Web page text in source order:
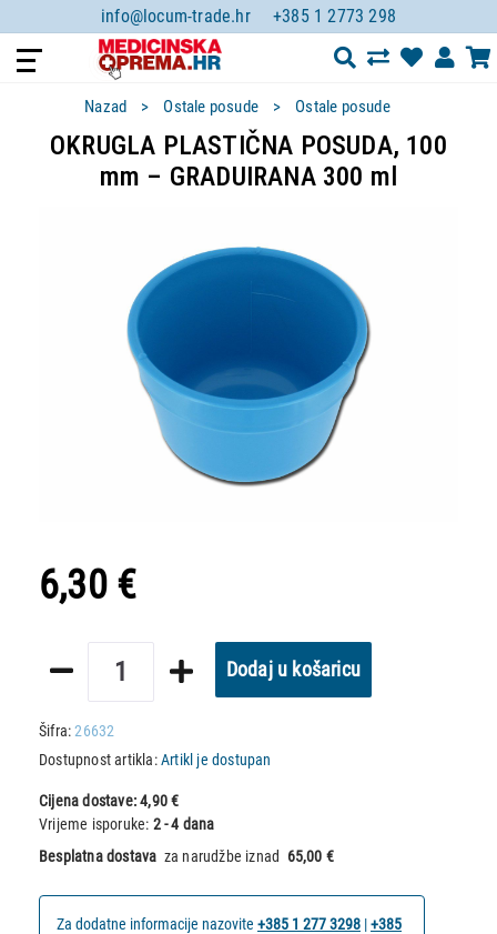
info@locum-trade.hr +385 1 2773 298
Nazad Ostale posude Ostale posude
OKRUGLA PLASTIČNA POSUDA, 100
mm – GRADUIRANA 300 ml
6,30 €
Dodaj u košaricu
Šifra:26632
Dostupnost artikla:Artikl je dostupan
Cijena dostave:4,90 €
Vrijeme isporuke: 2 - 4 dana
Besplatna dostava za narudžbe iznad 65,00 €
Za dodatne informacije nazovite +385 1 277 3298 |+385